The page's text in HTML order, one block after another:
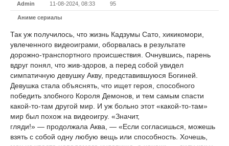
Admin 11-08-2024, 08:33 95
Аниме сериалы
Так уж получилось, что жизнь Кадзумы Сато, хикикомори,
увлеченного видеоиграми, оборвалась в результате
дорожно-транспортного происшествия. Очнувшись, парень
вдруг понял, что жив-здоров, а перед собой увидел
симпатичную девушку Акву, представившуюся Богиней.
Девушка стала объяснять, что ищет героя, способного
победить злобного Короля Демонов, и тем самым спасти
какой-то-там другой мир. И уж больно этот «какой-то-там»
мир был похож на видеоигру. «Значит,
гляди!» — продолжала Аква, — «Если согласишься, можешь
взять с собой одну любую вещь или способность. Хочешь,